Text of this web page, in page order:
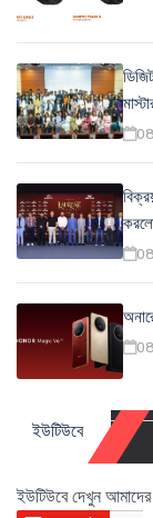
ইউটিউবে
ইউটিউবে দেখুন